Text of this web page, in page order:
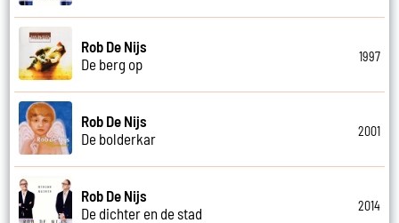
Rob De Nijs
De berg op
1997
Rob De Nijs
De bolderkar
2001
Rob De Nijs
De dichter en de stad
2014